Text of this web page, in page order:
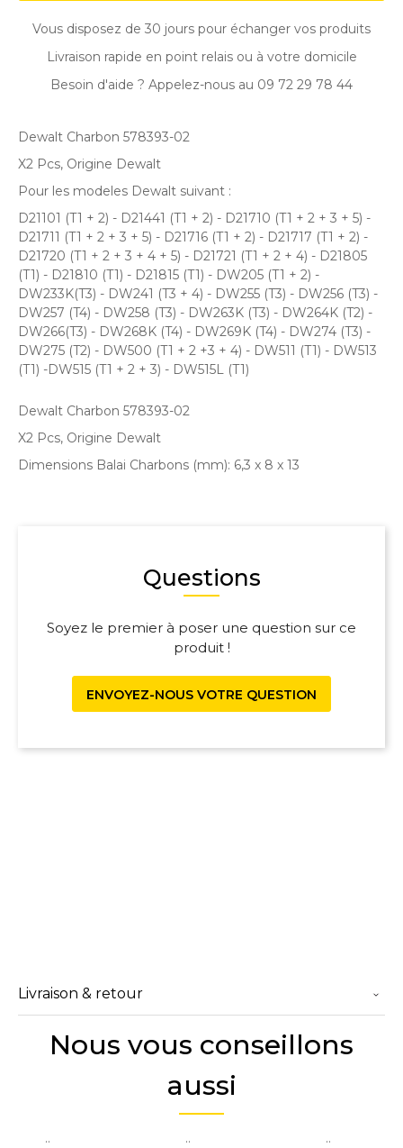
Vous disposez de 30 jours pour échanger vos produits
Livraison rapide en point relais ou à votre domicile
Besoin d'aide ? Appelez-nous au 09 72 29 78 44
Dewalt Charbon 578393-02
X2 Pcs, Origine Dewalt
Pour les modeles Dewalt suivant :
D21101 (T1 + 2) - D21441 (T1 + 2) - D21710 (T1 + 2 + 3 + 5) -
D21711 (T1 + 2 + 3 + 5) - D21716 (T1 + 2) - D21717 (T1 + 2) -
D21720 (T1 + 2 + 3 + 4 + 5) - D21721 (T1 + 2 + 4) - D21805
(T1) - D21810 (T1) - D21815 (T1) - DW205 (T1 + 2) -
DW233K(T3) - DW241 (T3 + 4) - DW255 (T3) - DW256 (T3) -
DW257 (T4) - DW258 (T3) - DW263K (T3) - DW264K (T2) -
DW266(T3) - DW268K (T4) - DW269K (T4) - DW274 (T3) -
DW275 (T2) - DW500 (T1 + 2 +3 + 4) - DW511 (T1) - DW513
(T1) -DW515 (T1 + 2 + 3) - DW515L (T1)
Dewalt Charbon 578393-02
X2 Pcs, Origine Dewalt
Dimensions Balai Charbons (mm): 6,3 x 8 x 13
Questions
Soyez le premier à poser une question sur ce
produit !
ENVOYEZ-NOUS VOTRE QUESTION
Livraison & retour
Nous vous conseillons
aussi
.. .. ..